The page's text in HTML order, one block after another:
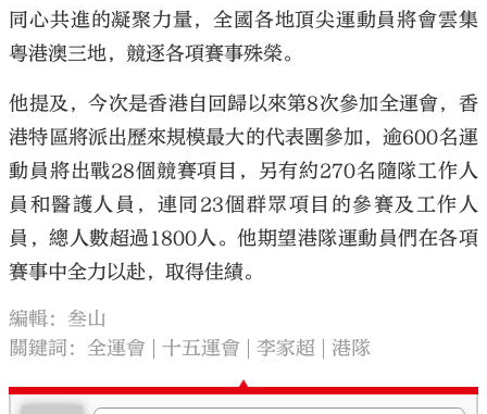
同心共進的凝聚力量，全國各地頂尖運動員將會雲集
粵港澳三地，競逐各項賽事殊榮。
他提及，今次是香港自回歸以來第8次參加全運會，香
港特區將派出歷來規模最大的代表團參加，逾600名運
動員將出戰28個競賽項目，另有約270名隨隊工作人
員和醫護人員，連同23個群眾項目的參賽及工作人
員，總人數超過1800人。他期望港隊運動員們在各項
賽事中全力以赴，取得佳績。
編輯：叁山
關鍵詞： 全運會 十五運會 李家超 港隊